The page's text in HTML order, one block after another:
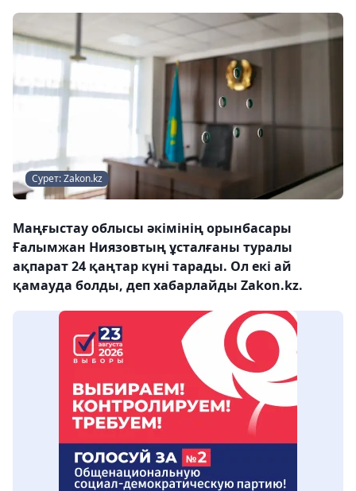
Сурет: Zakon.kz
Маңғыстау облысы әкімінің орынбасары
Ғалымжан Ниязовтың ұсталғаны туралы
ақпарат 24 қаңтар күні тарады. Ол екі ай
қамауда болды, деп хабарлайды Zakon.kz.